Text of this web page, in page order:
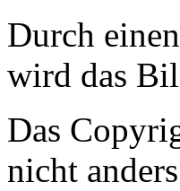
Durch
wird das
Das
nicht